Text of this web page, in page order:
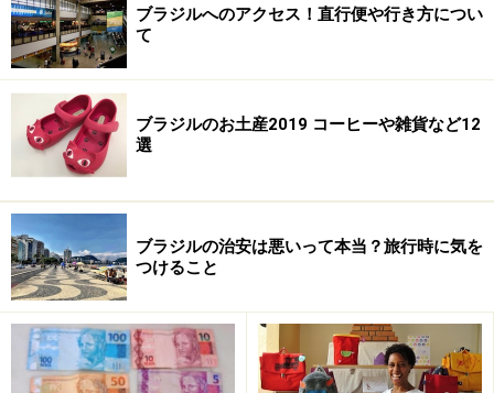
ホームページ」を確認するなど、安全確保に十分注意を払ってく
ださい。
ブラジルへのアクセス！直行便や行き方につい
て
ブラジルのお土産2019 コーヒーや雑貨など12
選
ブラジルの治安は悪いって本当？旅行時に気を
つけること